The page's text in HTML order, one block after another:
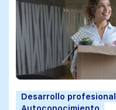
Desarrollo profesional